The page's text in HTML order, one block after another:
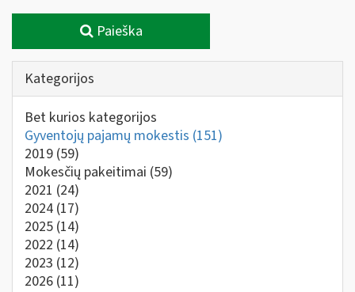
Paieška
Kategorijos
Bet kurios kategorijos
Gyventojų pajamų mokestis (151)
2019 (59)
Mokesčių pakeitimai (59)
2021 (24)
2024 (17)
2025 (14)
2022 (14)
2023 (12)
2026 (11)